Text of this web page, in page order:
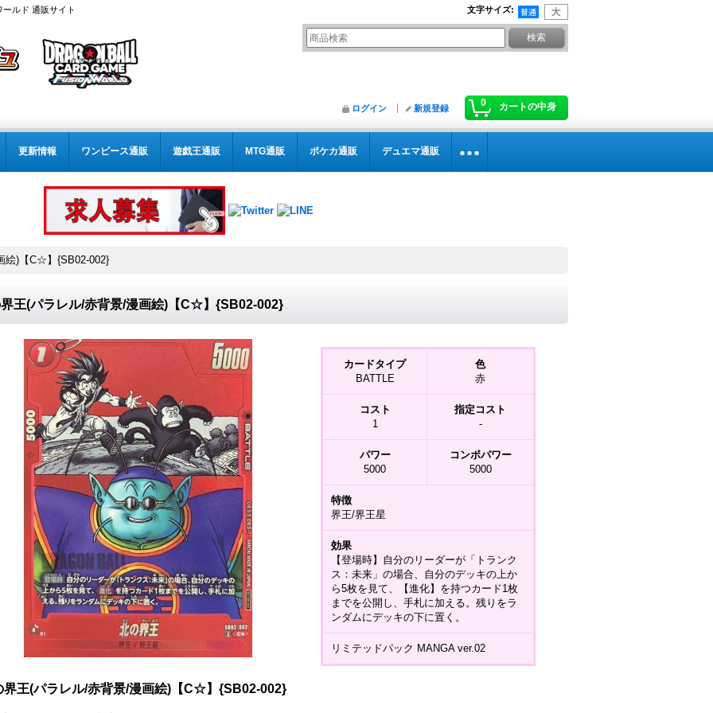
ルド 通販サイト 文字サイズ:
0 カートの中身
ログイン 新規登録
更新情報 ワンピース通販 遊戯王通販 MTG通販 ポケカ通販 デュエマ通販
絵)【C☆】{SB02-002}
王(パラレル/赤背景/漫画絵)【C☆】{SB02-002}
カードタイプ
BATTLE
色
赤
コスト
1
指定コスト
-
パワー
5000
コンボパワー
5000
特徴
界王/界王星
効果
【登場時】自分のリーダーが「トランク
ス：未来」の場合、自分のデッキの上か
ら5枚を見て、【進化】を持つカード1枚
までを公開し、手札に加える。残りをラ
ンダムにデッキの下に置く。
リミテッドパック MANGA ver.02
界王(パラレル/赤背景/漫画絵)【C☆】{SB02-002}